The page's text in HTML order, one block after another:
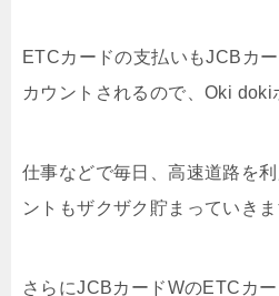
ETCカードの支払いもJCBカ
カウントされるので、Oki doki
仕事などで毎日、高速道路を
ントもザクザク貯まっていきま
さらにJCBカードWのETCカ